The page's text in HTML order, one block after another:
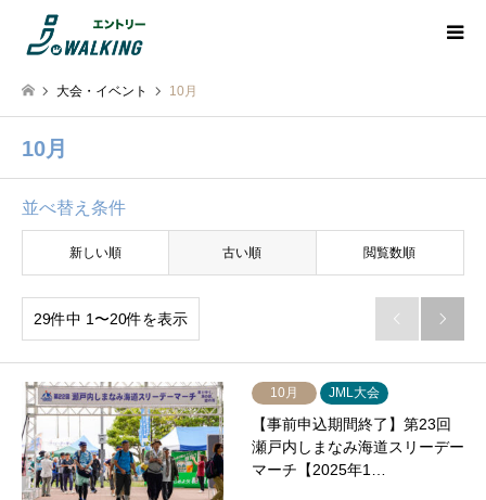
大会・イベント 10月
10月
並べ替え条件
新しい順 古い順 閲覧数順
29件中 1〜20件を表示  
10月 JML大会
【事前申込期間終了】第23回
瀬戸内しまなみ海道スリーデー
マーチ【2025年1…